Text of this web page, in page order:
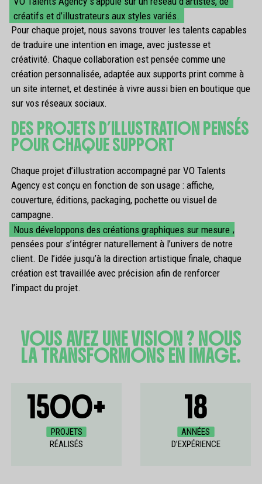
créatifs et d’illustrateurs aux styles variés.
Pour chaque projet, nous savons trouver les talents capables
de traduire une intention en image, avec justesse et
créativité. Chaque collaboration est pensée comme une
création personnalisée, adaptée aux supports print comme à
un site internet, et destinée à vivre aussi bien en boutique que
sur vos réseaux sociaux.
DES PROJETS D’ILLUSTRATION PENSÉS
POUR CHAQUE SUPPORT
Chaque projet d’illustration accompagné par VO Talents
Agency est conçu en fonction de son usage : affiche,
couverture, éditions, packaging, pochette ou visuel de
campagne.
Nous développons des créations graphiques sur mesure ,
pensées pour s’intégrer naturellement à l’univers de notre
client. De l’idée jusqu’à la direction artistique finale, chaque
création est travaillée avec précision afin de renforcer
l’impact du projet.
VOUS AVEZ UNE VISION ? NOUS
LA TRANSFORMONS EN IMAGE.
1500+
PROJETS
RÉALISÉS
18
ANNÉES
D’EXPÉRIENCE